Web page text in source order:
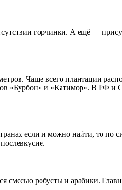
горчинки. А ещё —
Чаще всего плантации
«Бурбон» и «Катимор». В РФ
если и можно найти, то по
смесью робусты и арабики.